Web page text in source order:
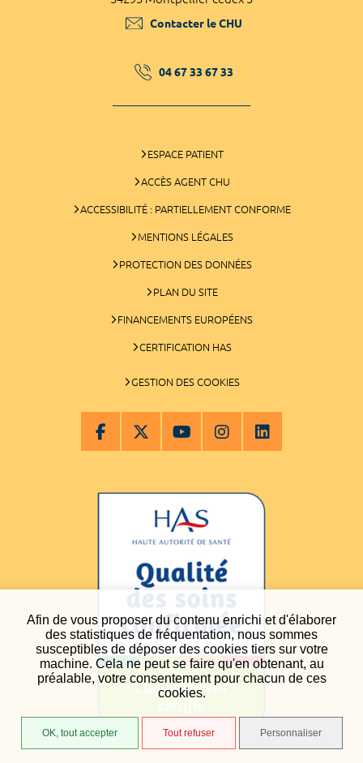
Afin de vous proposer du contenu enrichi et d'élaborer
des statistiques de fréquentation, nous sommes
susceptibles de déposer des cookies tiers sur votre
machine. Cela ne peut se faire qu'en obtenant, au
préalable, votre consentement pour chacun de ces
cookies.
OK, tout accepter Tout refuser Personnaliser
Contacter le CHU
04 67 33 67 33
ESPACE PATIENT
ACCÈS AGENT CHU
ACCESSIBILITÉ : PARTIELLEMENT CONFORME
MENTIONS LÉGALES
PROTECTION DES DONNÉES
PLAN DU SITE
FINANCEMENTS EUROPÉENS
CERTIFICATION HAS
GESTION DES COOKIES